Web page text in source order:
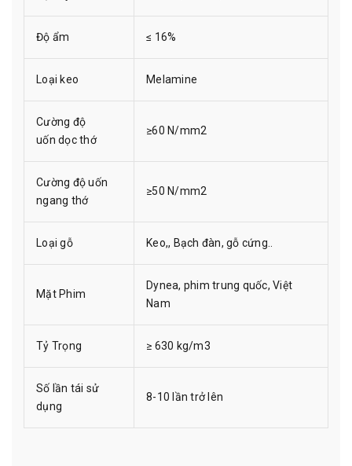
Độ ẩm ≤ 16%
Loại keo Melamine
Cường độ
uốn dọc thớ
≥60 N/mm2
Cường độ uốn
ngang thớ
≥50 N/mm2
Loại gỗ Keo,, Bạch đàn, gỗ cứng..
Mặt Phim
Dynea, phim trung quốc, Việt
Nam
Tỷ Trọng ≥ 630 kg/m3
Số lần tái sử
dụng
8-10 lần trở lên